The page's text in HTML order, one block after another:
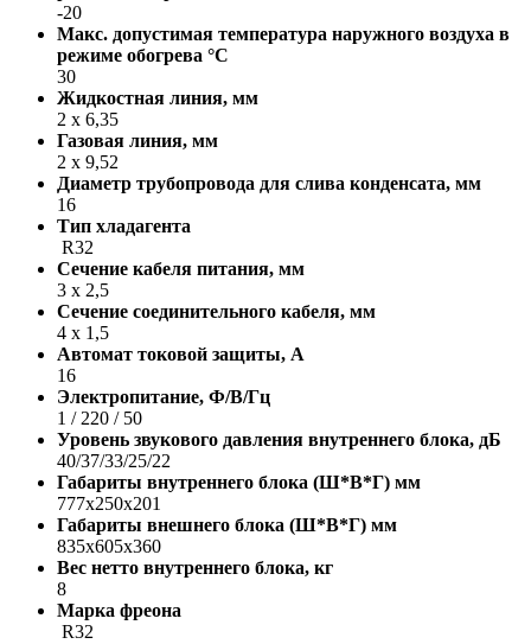
-20
Макс. допустимая температура наружного воздуха в
режиме обогрева °С
30
Жидкостная линия, мм
2 x 6,35
Газовая линия, мм
2 x 9,52
Диаметр трубопровода для слива конденсата, мм
16
Тип хладагента
R32
Сечение кабеля питания, мм
3 х 2,5
Сечение соединительного кабеля, мм
4 х 1,5
Автомат токовой защиты, A
16
Электропитание, Ф/В/Гц
1 / 220 / 50
Уровень звукового давления внутреннего блока, дБ
40/37/33/25/22
Габариты внутреннего блока (Ш*В*Г) мм
777х250х201
Габариты внешнего блока (Ш*В*Г) мм
835x605x360
Вес нетто внутреннего блока, кг
8
Марка фреона
R32